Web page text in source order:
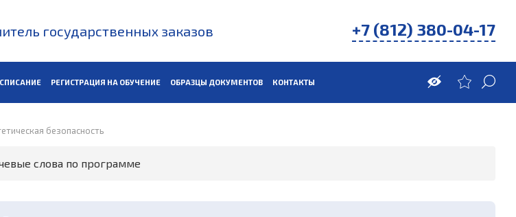
государственных заказов +7 (812) 380-04-17
РЕГИСТРАЦИЯ НА ОБУЧЕНИЕ ОБРАЗЦЫ ДОКУМЕНТОВ КОНТАКТЫ
безопасность